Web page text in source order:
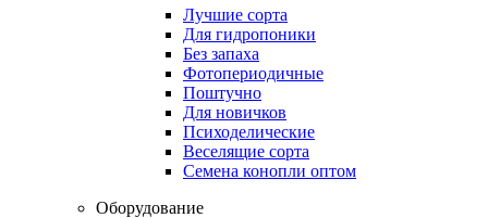
Лучшие сорта
Для гидропоники
Без запаха
Фотопериодичные
Поштучно
Для новичков
Психоделические
Веселящие сорта
Семена конопли оптом
Оборудование